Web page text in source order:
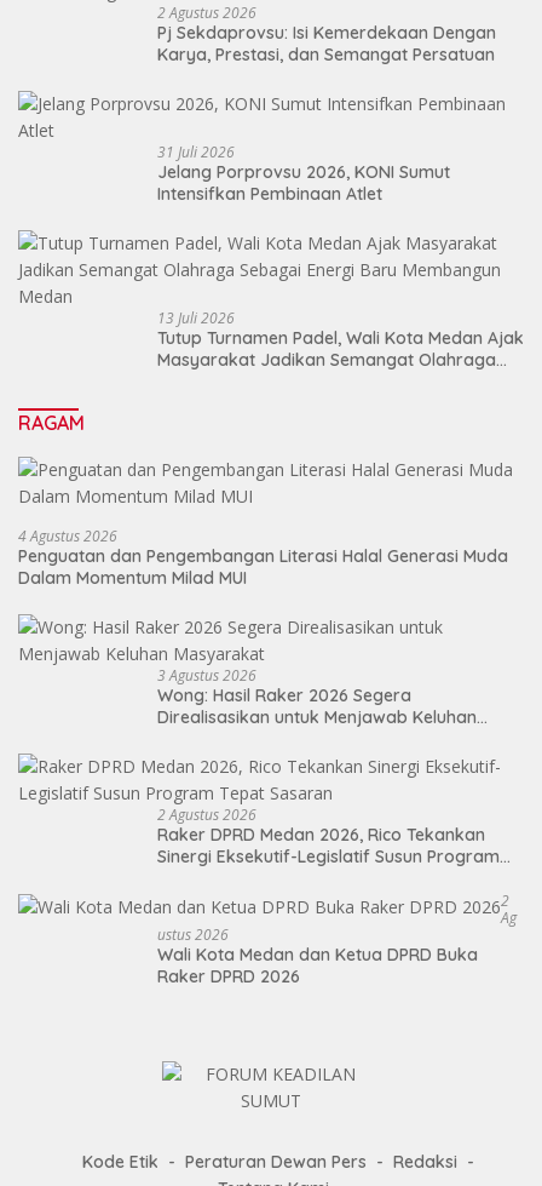
2 Agustus 2026
Pj Sekdaprovsu: Isi Kemerdekaan Dengan
Karya, Prestasi, dan Semangat Persatuan
31 Juli 2026
Jelang Porprovsu 2026, KONI Sumut
Intensifkan Pembinaan Atlet
13 Juli 2026
Tutup Turnamen Padel, Wali Kota Medan Ajak
Masyarakat Jadikan Semangat Olahraga
RAGAM
4 Agustus 2026
Penguatan dan Pengembangan Literasi Halal Generasi Muda
Dalam Momentum Milad MUI
3 Agustus 2026
Wong: Hasil Raker 2026 Segera
Direalisasikan untuk Menjawab Keluhan
2 Agustus 2026
Raker DPRD Medan 2026, Rico Tekankan
Sinergi Eksekutif-Legislatif Susun Program
2
Ag
Ustus 2026
Wali Kota Medan dan Ketua DPRD Buka
Raker DPRD 2026
Kode Etik Peraturan Dewan Pers
Redaksi